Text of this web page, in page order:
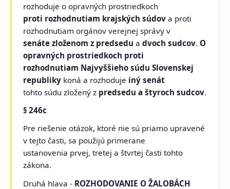
rozhoduje o opravných prostriedkoch
proti rozhodnutiam krajských súdov a proti
rozhodnutiam orgánov verejnej správy v
senáte zloženom z predsedua dvoch sudcov. O
opravných prostriedkoch proti
rozhodnutiam Najvyššieho súdu Slovenskej
republiky koná a rozhoduje iný senát
tohto súdu zložený z predsedu a štyroch sudcov.
§ 246c
Pre riešenie otázok, ktoré nie sú priamo upravené
v tejto časti, sa použijú primerane
ustanovenia prvej, tretej a štvrtej časti tohto
zákona.
Druhá hlava - ROZHODOVANIE O ŽALOBÁCH